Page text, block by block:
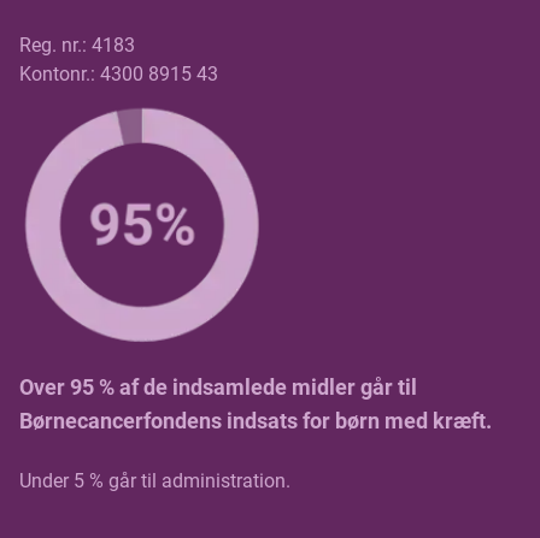
Reg. nr.: 4183
Kontonr.: 4300 8915 43
Over 95 % af de indsamlede midler går til
Børnecancerfondens indsats for børn med kræft.
Under 5 % går til administration.